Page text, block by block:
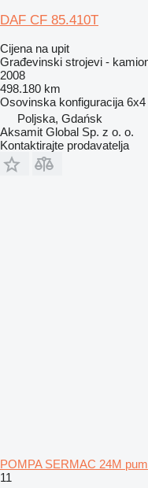
DAF CF 85.410T
Cijena na upit
Građevinski strojevi -
2008
498.180 km
Osovinska konfiguracija 6x4
Poljska, Gdańsk
Aksamit Global Sp. z o. o.
Kontaktirajte prodavatelja
POMPA SERMAC 24M
11